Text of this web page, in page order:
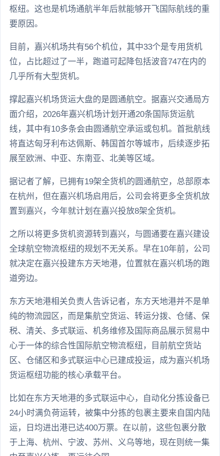
枢纽。这也是机场通航半年后就能够开飞国际航线的重
要原因。
目前，嘉兴机场共有56个机位，其中33个是专用货机
位，占比超过了一半，跑道可起降包括波音747在内的
几乎所有大型货机。
撑起嘉兴机场货运大盘的是圆通航空。据嘉兴交通局方
面介绍，2026年嘉兴机场计划开通20条国际货运航
线，其中有10多条会由圆通航空承运或包机。首批航线
将直达匈牙利布达佩斯、韩国首尔等城市，后续逐步拓
展至欧洲、中亚、东南亚、北美等区域。
据记者了解，已拥有19架全货机的圆通航空，总部原本
在杭州，但在嘉兴机场启用后，公司会将更多全货机放
置到嘉兴，今年就计划在嘉兴投放8架全货机。
之所以将更多货机资源转到嘉兴，与圆通要在嘉兴建设
全球航空物流枢纽的规划不无关系。早在10年前，公司
就决定在嘉兴投建东方天地港，位置就在嘉兴机场的跑
道旁边。
东方天地港相关负责人告诉记者，东方天地港并不是单
纯的物流园区，而是集航空货运、转运分拨、仓储、保
税、清关、多式联运、机务维修及国际商品展示贸易中
心于一体的综合性国际航空物流枢纽，目前航空货站
区、仓储区和多式联运中心已建成投运，成为嘉兴机场
货运枢纽功能的核心承载平台。
比如在东方天地港的多式联运中心，自动化分拣设备已
24小时满负荷运转，被集中分拣的包裹主要来自国内陆
运，日均进出港已达400万票。在以前，这些包裹分散
于上海、杭州、宁波、苏州、义乌等地，现在则统一集